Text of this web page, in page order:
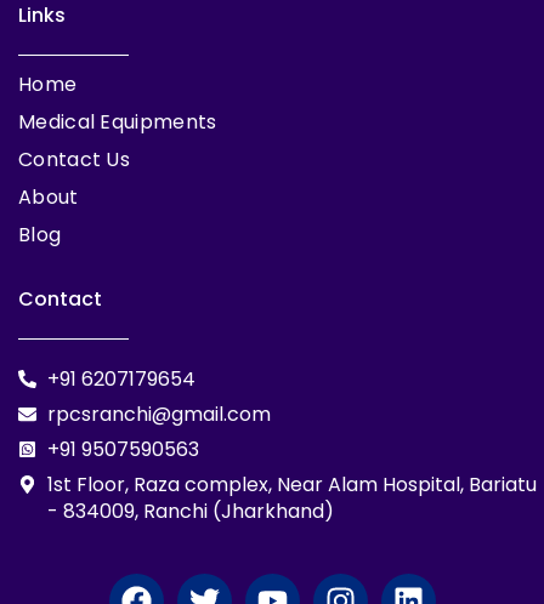
Links
Home
Medical Equipments
Contact Us
About
Blog
Contact
+91 6207179654
rpcsranchi@gmail.com
+91 9507590563
1st Floor, Raza complex, Near Alam Hospital, Bariatu
- 834009, Ranchi (Jharkhand)
F T Y I L